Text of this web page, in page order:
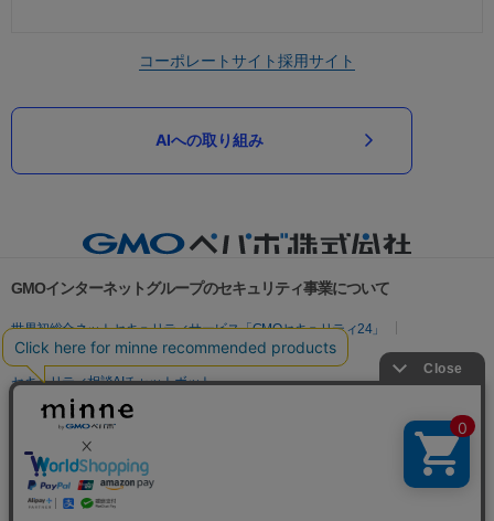
コーポレートサイト採用サイト
AIへの取り組み
GMOインターネットグループのセキュリティ事業について
世界初総合ネットセキュリティサービス「GMOセキュリティ24」
パスワード漏洩診断
Webサイトリスク診断
セキュリティ相談AIチャットボット
実在証明・盗聴対策
サイバー攻撃対策（GMO Flatt Security）
セキュリティ事業の軌跡